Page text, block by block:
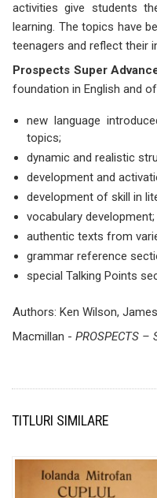
activities give students
learning. The topics have
teenagers and reflect their
Prospects Super
foundation in English and
new language
topics;
dynamic and realistic
development and
development of skill in
vocabulary development;
authentic texts from
grammar reference
special Talking Points
Authors: Ken Wilson,
Macmillan - PROSPECTS –
TITLURI SIMILARE